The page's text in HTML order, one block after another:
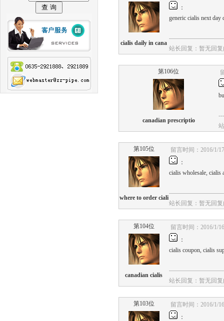
：
genericcialisnextday
cialis daily in cana
站长回复：暂无回复
第106位
canadian prescriptio
第105位
留言时间：2016/1/
：
cialiswholesale, cialis
where to order ciali
站长回复：暂无回复
第104位
留言时间：2016/1/
：
cialiscoupon, cialis
canadian cialis
站长回复：暂无回复
第103位
留言时间：2016/1/
：